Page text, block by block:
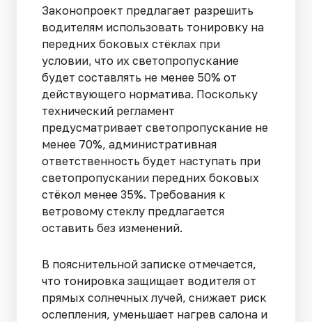
Законопроект предлагает разрешить
водителям использовать тонировку на
передних боковых стёклах при
условии, что их светопропускание
будет составлять не менее 50% от
действующего норматива. Поскольку
технический регламент
предусматривает светопропускание не
менее 70%, административная
ответственность будет наступать при
светопропускании передних боковых
стёкол менее 35%. Требования к
ветровому стеклу предлагается
оставить без изменений.
В пояснительной записке отмечается,
что тонировка защищает водителя от
прямых солнечных лучей, снижает риск
ослепления, уменьшает нагрев салона и